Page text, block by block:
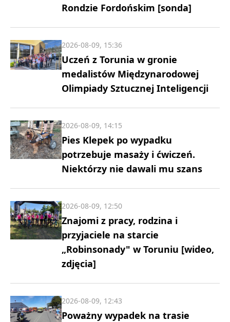
Rondzie Fordońskim [sonda]
Uczeń z Torunia w gronie
medalistów Międzynarodowej
Olimpiady Sztucznej Inteligencji
2026-08-09, 15:36
Pies Klepek po wypadku
potrzebuje masaży i ćwiczeń.
Niektórzy nie dawali mu szans
2026-08-09, 14:15
Znajomi z pracy, rodzina i
przyjaciele na starcie
„Robinsonady" w Toruniu [wideo,
zdjęcia]
2026-08-09, 12:50
Poważny wypadek na trasie
2026-08-09, 12:43